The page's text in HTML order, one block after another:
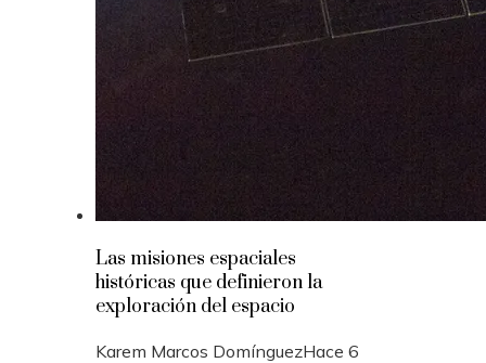
Las misiones espaciales
históricas que definieron la
exploración del espacio
Karem Marcos DomínguezHace 6